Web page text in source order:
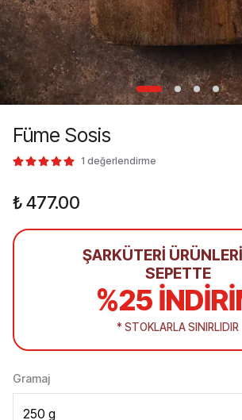
Füme Sosis
1 değerlendirme
₺ 477.00
ŞARKÜTERİ
SEPETTE
%25
* STOKLARLA SINIRLIDIR
Gramaj